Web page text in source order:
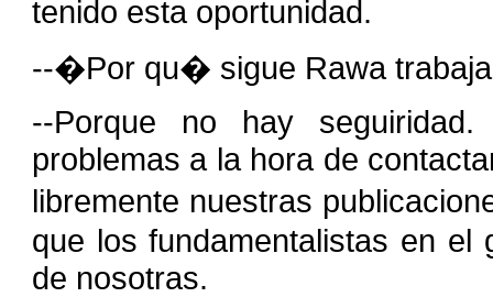
tenido esta oportunidad.
--�Por qu� sigue Rawa
--Porque no hay
problemas a la hora de
libremente nuestras
que los fundamentalistas en el
de nosotras.